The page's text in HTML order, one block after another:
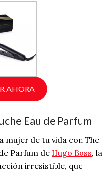
AHORA
Eau de Parfum
mujer de tu vida con The
Parfum de Hugo Boss, la
irresistible, que